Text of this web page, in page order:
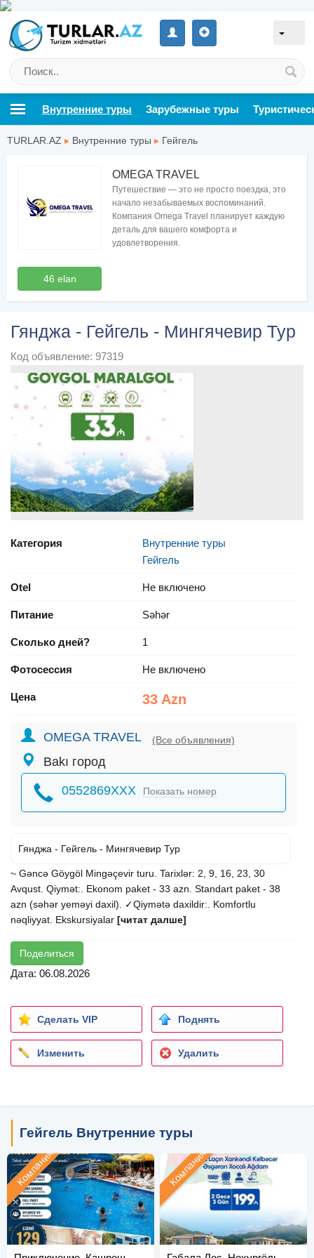
Внутренние туры Зарубежные туры
TURLAR.AZ ▸ Внутренние туры ▸ Гейгель
46 elan
OMEGA TRAVEL
Путешествие — это не просто поездка, это
начало незабываемых воспоминаний.
Компания Omega Travel планирует каждую
деталь для вашего комфорта и
удовлетворения.
Гянджа - Гейгель - Мингячевир Тур
Код объявление: 97319
Категория
Внутренние туры
Гейгель
Otel Не включено
Питание Səhər
Сколько дней? 1
Фотосессия Не включено
Цена 33 Azn
OMEGA TRAVEL (Все объявления)
Bakı город
0552869XXX Показать номер
Гянджа - Гейгель - Мингячевир Тур
~ Gəncə Göygöl Mingəçevir turu. Tarixlər: 2, 9, 16, 23, 30
Avqust. Qiymət:. Ekonom paket - 33 azn. Standart paket - 38
azn (səhər yeməyi daxil). ✓Qiymətə daxildir:. Komfortlu
nəqliyyat. Ekskursiyalar [читат далше]
Поделиться
Дата: 06.08.2026
Сделать VIP Поднять
Изменить Удалить
Гейгель Внутренние туры
Компания Компания